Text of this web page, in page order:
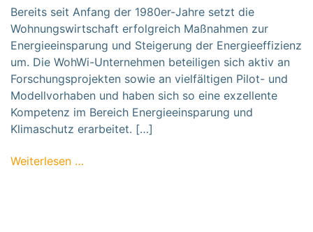
Bereits seit Anfang der 1980er-Jahre setzt die
Wohnungswirtschaft erfolgreich Maßnahmen zur
Energieeinsparung und Steigerung der Energieeffizienz
um. Die WohWi-Unternehmen beteiligen sich aktiv an
Forschungsprojekten sowie an vielfältigen Pilot- und
Modellvorhaben und haben sich so eine exzellente
Kompetenz im Bereich Energieeinsparung und
Klimaschutz erarbeitet. […]
Weiterlesen …